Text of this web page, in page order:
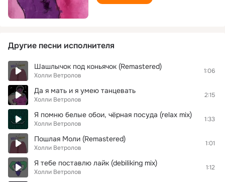
Другие песни исполнителя
Шашлычок под коньячок (Remastered)
Холли Ветролов
1:06
Да я мать и я умею танцевать
Холли Ветролов
2:15
Я помню белые обои, чёрная посуда (relax mix)
Холли Ветролов
1:33
Пошлая Моли (Remastered)
Холли Ветролов
1:01
Я тебе поставлю лайк (debiliking mix)
Холли Ветролов
1:12